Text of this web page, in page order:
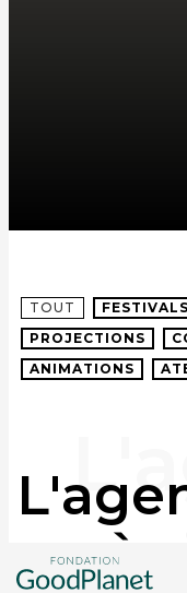
TOUT FESTIVALS
PROJECTIONS
ANIMATIONS